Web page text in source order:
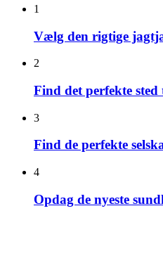
1
Vælg den rigtige
2
Find det perfekte
3
Find de perfekte
4
Opdag de nyeste